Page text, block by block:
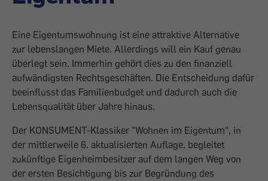
Eine Eigentumswohnung ist eine attraktive Alternative
zur lebenslangen Miete. Allerdings will ein Kauf genau
überlegt sein. Immerhin gehört dies zu den finanziell
aufwändigsten Rechtsgeschäften. Die Entscheidung dafür
beeinflusst das Familienbudget und dadurch auch die
Lebensqualität über Jahre hinaus.
Der KONSUMENT-Klassiker "Wohnen im Eigentum", in
der mittlerweile 6. aktualisierten Auflage, begleitet
zukünftige Eigenheimbesitzer auf dem langen Weg von
der ersten Besichtigung bis zur Begründung des